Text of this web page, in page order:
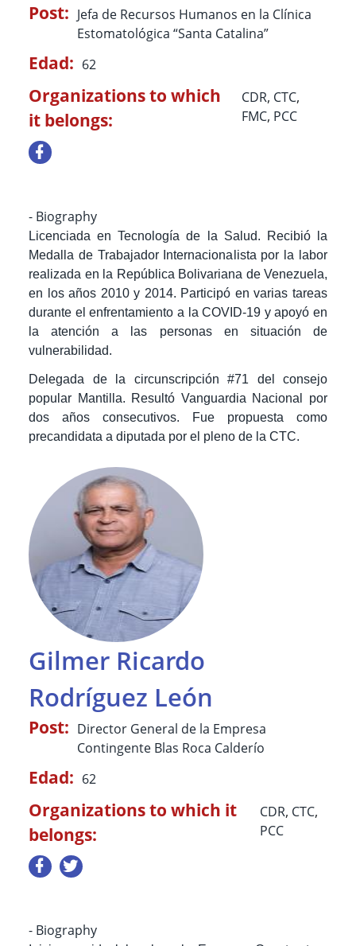
Post: Jefa de Recursos Humanos en la Clínica
Estomatológica “Santa Catalina”
Edad: 62
Organizations to which
it belongs:
CDR, CTC,
FMC, PCC
- Biography
Licenciada en Tecnología de la Salud. Recibió la
Medalla de Trabajador Internacionalista por la labor
realizada en la República Bolivariana de Venezuela,
en los años 2010 y 2014. Participó en varias tareas
durante el enfrentamiento a la COVID-19 y apoyó en
la atención a las personas en situación de
vulnerabilidad.
Delegada de la circunscripción #71 del consejo
popular Mantilla. Resultó Vanguardia Nacional por
dos años consecutivos. Fue propuesta como
precandidata a diputada por el pleno de la CTC.
Gilmer Ricardo
Rodríguez León
Post: Director General de la Empresa
Contingente Blas Roca Calderío
Edad: 62
Organizations to which it
belongs:
CDR, CTC,
PCC
- Biography